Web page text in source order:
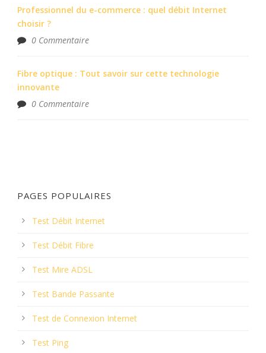
Professionnel du e-commerce : quel débit Internet
choisir ?
0 Commentaire
Fibre optique : Tout savoir sur cette technologie
innovante
0 Commentaire
PAGES POPULAIRES
Test Débit Internet
Test Débit Fibre
Test Mire ADSL
Test Bande Passante
Test de Connexion Internet
Test Ping